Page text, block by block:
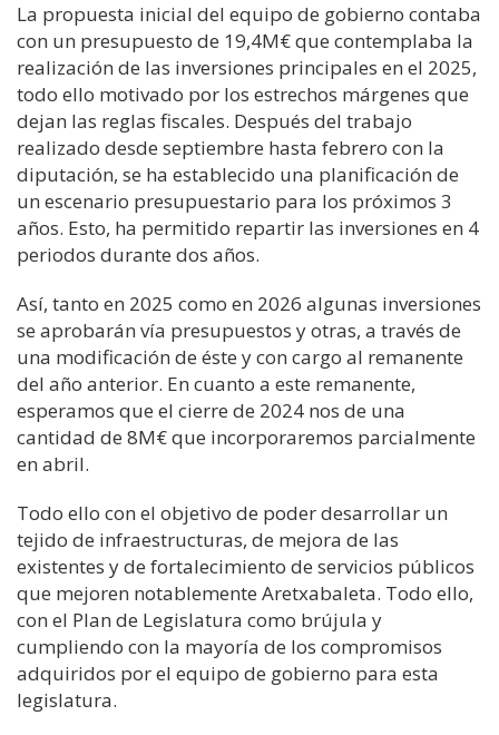
La propuesta inicial del equipo de gobierno contaba
con un presupuesto de 19,4M€que contemplaba la
realización de las inversiones principales en el 2025,
todo ello motivado por los estrechos márgenes que
dejan las reglas fiscales. Después del trabajo
realizado desde septiembre hasta febrero con la
diputación, se ha establecido una planificación de
un escenario presupuestario para los próximos 3
años. Esto, ha permitido repartir las inversiones en 4
periodos durante dos años.
Así, tanto en 2025 como en 2026 algunas inversiones
se aprobarán vía presupuestos y otras, a través de
una modificación de éste y con cargo al remanente
del año anterior. En cuanto a este remanente,
esperamos que el cierre de 2024 nos de una
cantidad de 8M€que incorporaremos parcialmente
en abril.
Todo ello con el objetivo de poder desarrollar un
tejido de infraestructuras, de mejora de las
existentes y de fortalecimiento de servicios públicos
que mejoren notablemente Aretxabaleta. Todo ello,
con el Plan de Legislatura como brújula y
cumpliendo con la mayoría de los compromisos
adquiridos por el equipo de gobierno para esta
legislatura.